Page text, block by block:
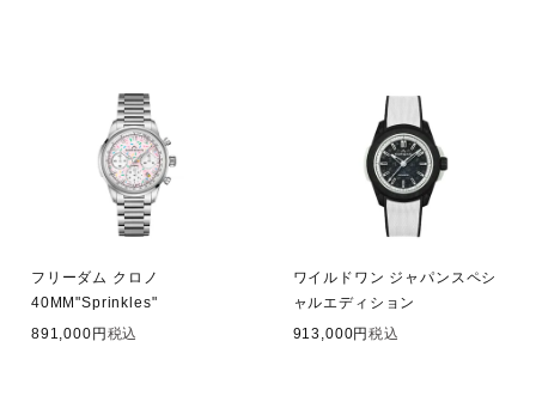
フリーダム クロノ
40MM"Sprinkles"
891,000
税込
ワイルドワン ジャパンスペシ
ャルエディション
913,000
税込